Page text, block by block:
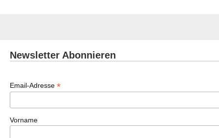
Newsletter Abonnieren
Email-Adresse *
Vorname